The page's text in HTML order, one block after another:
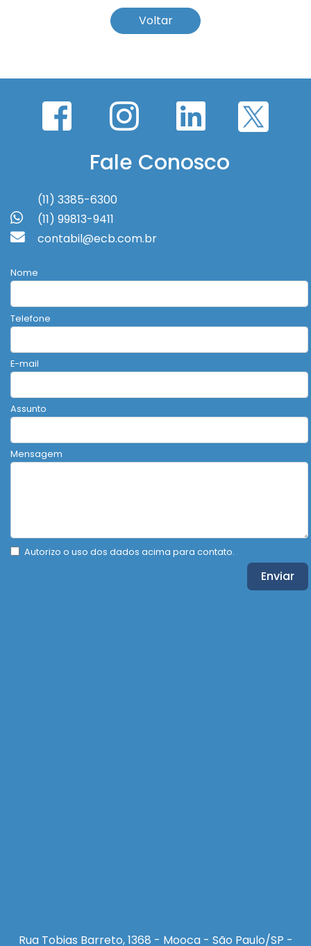
Voltar
Fale Conosco
(11) 3385-6300
(11) 99813-9411
contabil@ecb.com.br
Nome
Telefone
E-mail
Assunto
Mensagem
Autorizo o uso dos dados acima para contato.
Enviar
Rua Tobias Barreto, 1368 - Mooca - São Paulo/SP -